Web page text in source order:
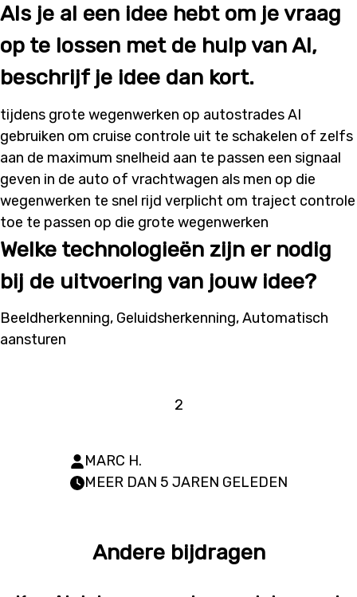
Als je al een idee hebt om je vraag
op te lossen met de hulp van AI,
beschrijf je idee dan kort.
tijdens grote wegenwerken op autostrades AI
gebruiken om cruise controle uit te schakelen of zelfs
aan de maximum snelheid aan te passen een signaal
geven in de auto of vrachtwagen als men op die
wegenwerken te snel rijd verplicht om traject controle
toe te passen op die grote wegenwerken
Welke technologieën zijn er nodig
bij de uitvoering van jouw idee?
Beeldherkenning, Geluidsherkenning, Automatisch
aansturen
2
MARC H.
MEER DAN 5 JAREN GELEDEN
Andere bijdragen